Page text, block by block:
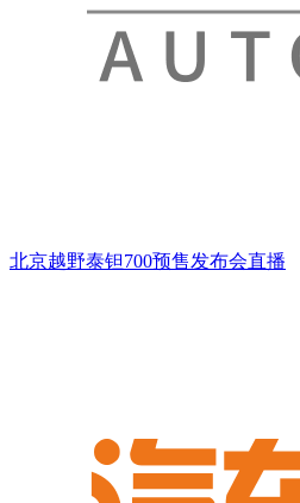
北京越野泰钽700预售发布会直播